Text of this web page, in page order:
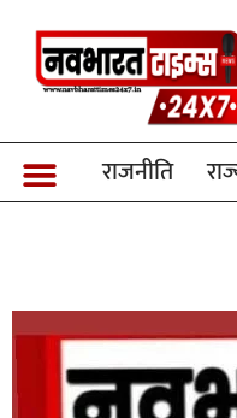
शैक्षणिक संस्थानों से 500
राजनीति